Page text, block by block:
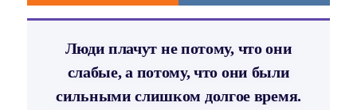
Люди плачут не потому, что они
слабые, а потому, что они были
сильными слишком долгое время.